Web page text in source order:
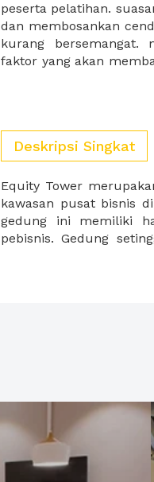
peserta pelatihan.
dan membosankan
kurang bersemangat.
faktor yang akan
lagi. XWORK akan
Deskripsi Singkat
Equity Tower
kawasan pusat bisnis
gedung ini memiliki
pebisnis. Gedung
Pacific Place, Plaza